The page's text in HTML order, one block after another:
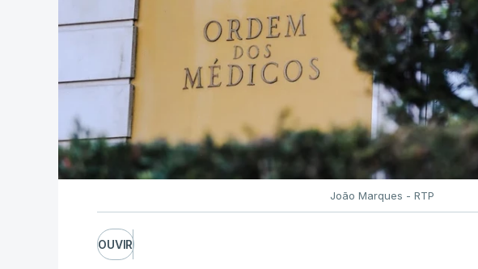
João Marques - RTP
OUVIR